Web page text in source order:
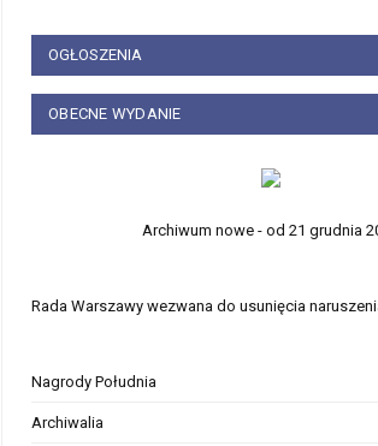
OGŁOSZENIA
OBECNE WYDANIE
Archiwum nowe - od 21 grudnia
Rada Warszawy wezwana do usunięcia
Nagrody Południa
Archiwalia